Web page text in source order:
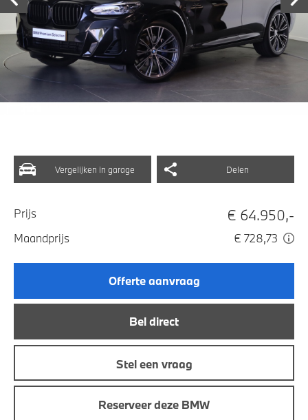
Vergelijken in garage Delen
Prijs € 64.950,-
Maandprijs € 728,73
Offerte aanvraag
Bel direct
Stel een vraag
Reserveer deze BMW